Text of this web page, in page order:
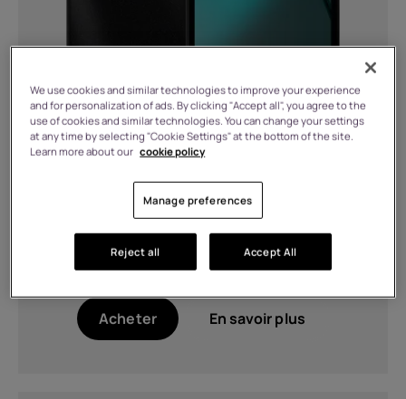
Chargement de 33 W (compatible
QC4.0 et PD3.0 PPS), chargement sans
fil magnétique de 15 W, chargement
sans fil inversé de 5 W, certifié Qi2 (1)
Compatible avec la charge 10 W.
Compatible avec la charge 33 W
Couleur
Data Grey (1)
2 MB RAM, 64 GB Stockage
€109.99
Acheter En savoir plus
We use cookies and similar technologies to improve your experience
and for personalization of ads. By clicking "Accept all", you agree to the
use of cookies and similar technologies. You can change your settings
at any time by selecting "Cookie Settings" at the bottom of the site.
Learn more about our cookie policy
Manage preferences
Reject all Accept All